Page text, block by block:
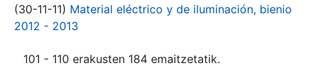
(30-11-11) Material eléctrico y de iluminación, bienio
2012 - 2013
101 - 110 erakusten 184 emaitzetatik.